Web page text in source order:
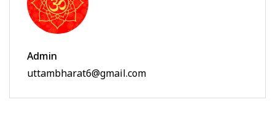
Admin
uttambharat6@gmail.com